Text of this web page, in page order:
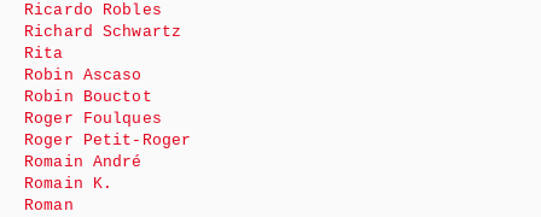
Ricardo Robles
Richard Schwartz
Rita
Robin Ascaso
Robin Bouctot
Roger Foulques
Roger Petit-Roger
Romain André
Romain K.
Roman